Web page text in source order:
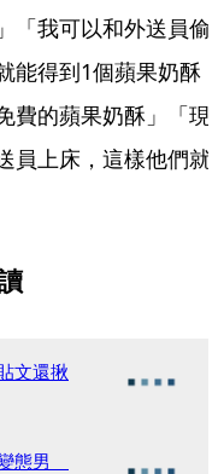
「我可以和外送員偷
能得到1個蘋果奶酥
費的蘋果奶酥」「現
員上床，這樣他們就
文還揪
態男